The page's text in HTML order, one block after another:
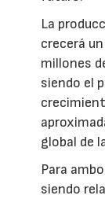
La
crecerá
millones
siendo el
global de
Para
siendo